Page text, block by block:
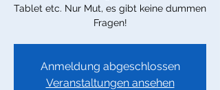
Tablet etc. Nur Mut, es gibt keine dummen
Fragen!
Anmeldung abgeschlossen
Veranstaltungen ansehen